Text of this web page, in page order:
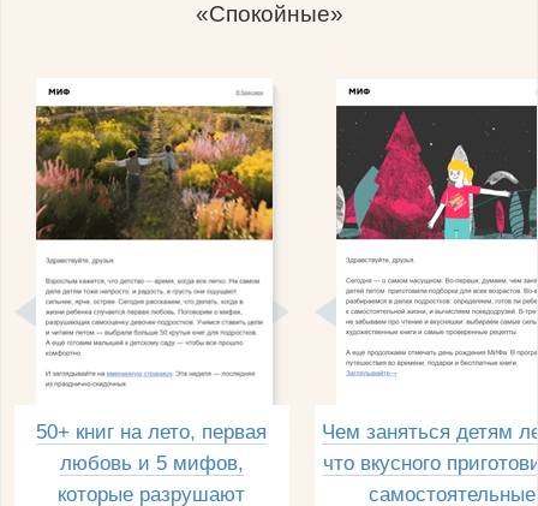
«Спокойные»
50+ книг на лето, первая
любовь и 5 мифов,
которые разрушают
Чем заняться детям
что вкусного
самостоятельные